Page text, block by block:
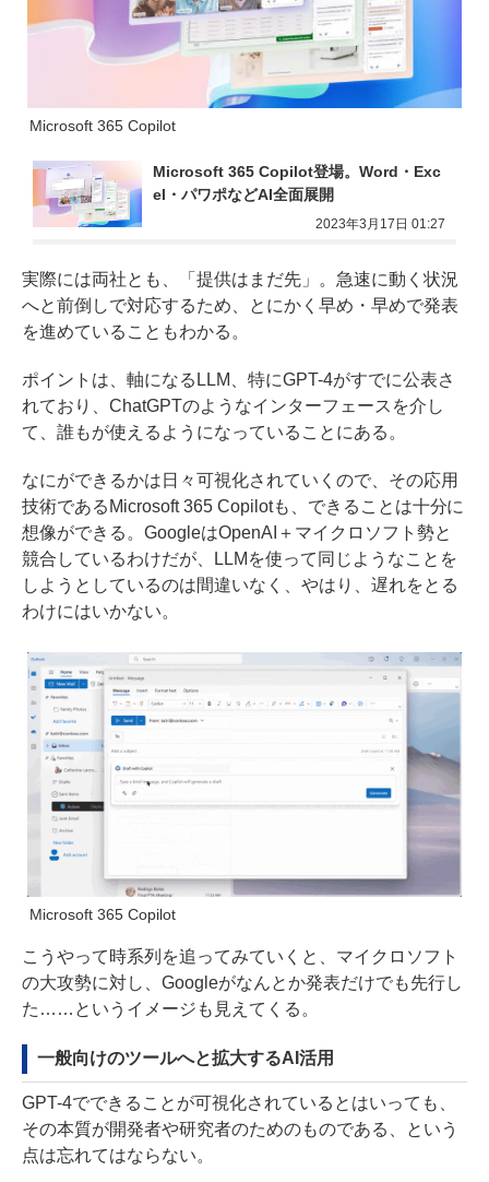
Microsoft 365 Copilot
Microsoft 365 Copilot登場。Word・Exc
el・パワポなどAI全面展開
2023年3月17日 01:27
実際には両社とも、「提供はまだ先」。急速に動く状況
へと前倒しで対応するため、とにかく早め・早めで発表
を進めていることもわかる。
ポイントは、軸になるLLM、特にGPT-4がすでに公表さ
れており、ChatGPTのようなインターフェースを介し
て、誰もが使えるようになっていることにある。
なにができるかは日々可視化されていくので、その応用
技術であるMicrosoft 365 Copilotも、できることは十分に
想像ができる。GoogleはOpenAI＋マイクロソフト勢と
競合しているわけだが、LLMを使って同じようなことを
しようとしているのは間違いなく、やはり、遅れをとる
わけにはいかない。
Microsoft 365 Copilot
こうやって時系列を追ってみていくと、マイクロソフト
の大攻勢に対し、Googleがなんとか発表だけでも先行し
た……というイメージも見えてくる。
一般向けのツールへと拡大するAI活用
GPT-4でできることが可視化されているとはいっても、
その本質が開発者や研究者のためのものである、という
点は忘れてはならない。